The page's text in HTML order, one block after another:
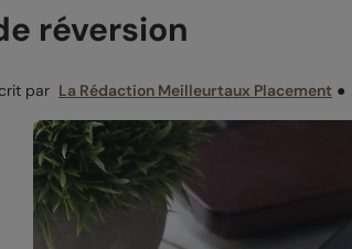
réversion
par La Rédaction Meilleurtaux Placement ●